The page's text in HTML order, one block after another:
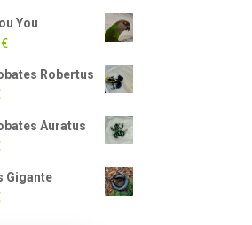
You
€
Robertus
Auratus
Gigante